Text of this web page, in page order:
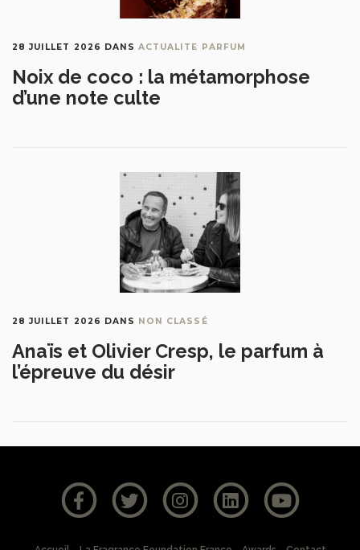
28 JUILLET 2026 DANSACTUALITE PARFUM
Noix de coco : la métamorphose
d’une note culte
28 JUILLET 2026 DANS NON CLASSÉ
Anaïs et Olivier Cresp, le parfum à
l’épreuve du désir